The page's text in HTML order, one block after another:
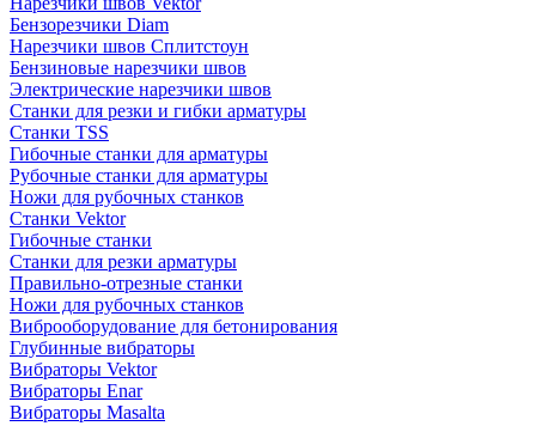
Бензорезчики Diam
Нарезчики швов Сплитстоун
Бензиновые нарезчики швов
Электрические нарезчики швов
Станки для резки и гибки арматуры
Станки TSS
Гибочные станки для арматуры
Рубочные станки для арматуры
Ножи для рубочных станков
Станки Vektor
Гибочные станки
Станки для резки арматуры
Правильно-отрезные станки
Ножи для рубочных станков
Виброоборудование для бетонирования
Глубинные вибраторы
Вибраторы Vektor
Вибраторы Enar
Вибраторы Masalta